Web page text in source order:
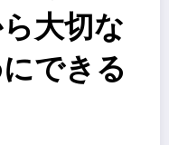
大切な
できる